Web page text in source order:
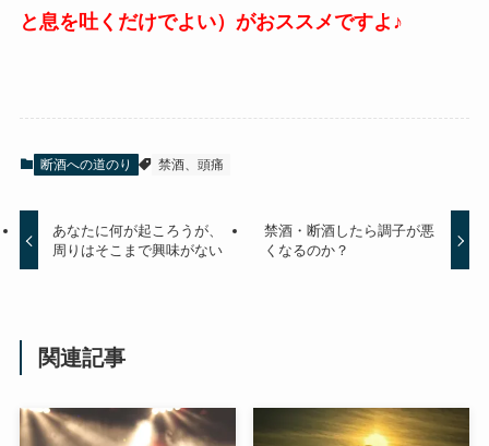
と息を吐くだけでよい）がおススメですよ♪
断酒への道のり 禁酒、頭痛
あなたに何が起ころうが、
周りはそこまで興味がない
禁酒・断酒したら調子が悪
くなるのか？
関連記事